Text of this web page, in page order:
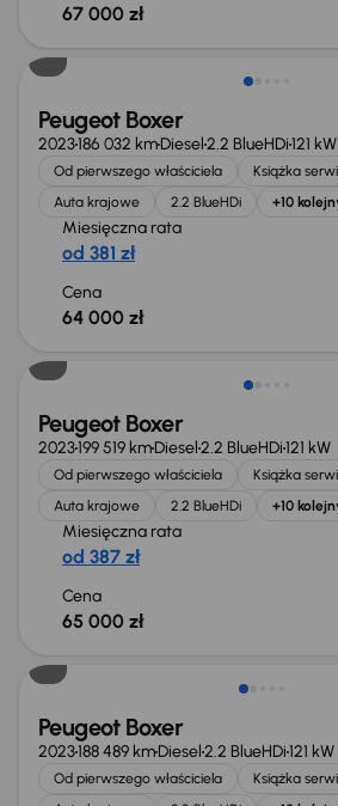
67 000 zł
Możliwość odliczenia VAT
Peugeot Boxer
2023186 032 kmDiesel2.2 BlueHDi121 kW
Od pierwszego właściciela
Książka
Auta krajowe
2.2 BlueHDi +10
Miesięczna rata
od 381 zł
Cena
64 000 zł
Możliwość odliczenia VAT
Peugeot Boxer
2023199 519 kmDiesel2.2 BlueHDi121 kW
Od pierwszego właściciela
Książka
Auta krajowe
2.2 BlueHDi +10
Miesięczna rata
od 387 zł
Cena
65 000 zł
Możliwość odliczenia VAT
Peugeot Boxer
2023188 489 kmDiesel2.2 BlueHDi121 kW
Od pierwszego właściciela
Książka